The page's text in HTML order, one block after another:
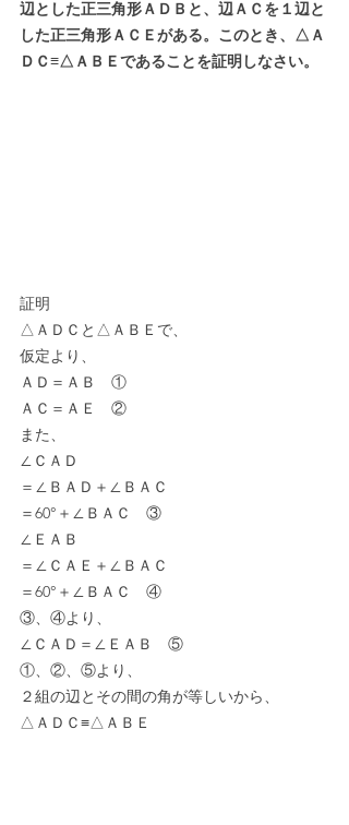
辺とした正三角形ＡＤＢと、辺ＡＣを１辺と
した正三角形ＡＣＥがある。このとき、△Ａ
ＤＣ≡△ＡＢＥであることを証明しなさい。
証明
△ＡＤＣと△ＡＢＥで、
仮定より、
ＡＤ＝ＡＢ　①
ＡＣ＝ＡＥ　②
また、
∠ＣＡＤ
＝∠ＢＡＤ＋∠ＢＡＣ
＝60°＋∠ＢＡＣ　③
∠ＥＡＢ
＝∠ＣＡＥ＋∠ＢＡＣ
＝60°＋∠ＢＡＣ　④
③、④より、
∠ＣＡＤ＝∠ＥＡＢ　⑤
①、②、⑤より、
２組の辺とその間の角が等しいから、
△ＡＤＣ≡△ＡＢＥ